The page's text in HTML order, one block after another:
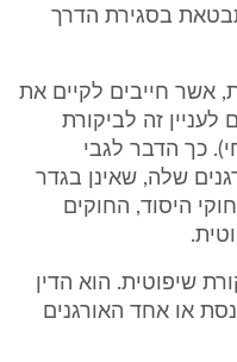
בסגירת הדרך
אשר חייבים לקיים את
לעניין זה לביקורת
כך הדבר לגבי
שלה, שאינן בגדר
היסוד, החוקים
שיפוטית. הוא הדין
או אחד האורגנים